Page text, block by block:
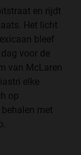
en rijdt
Het licht
bleef
voor de
van McLaren
elke
op
met